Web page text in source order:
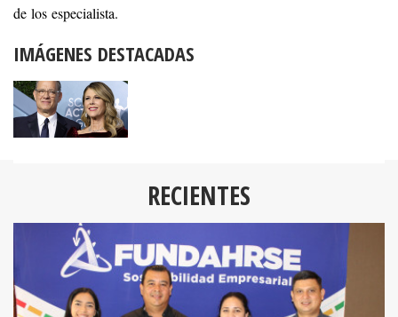
de los especialista.
IMÁGENES DESTACADAS
RECIENTES